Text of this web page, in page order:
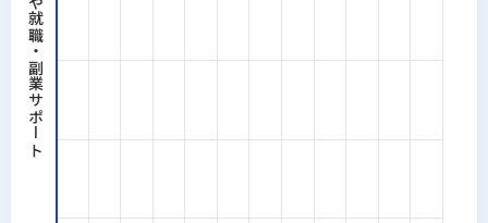
転職や就職・副業サポート